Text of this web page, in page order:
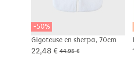
-50%
Gigoteuse en sherpa, 70cm
22,48 € 44,95 €